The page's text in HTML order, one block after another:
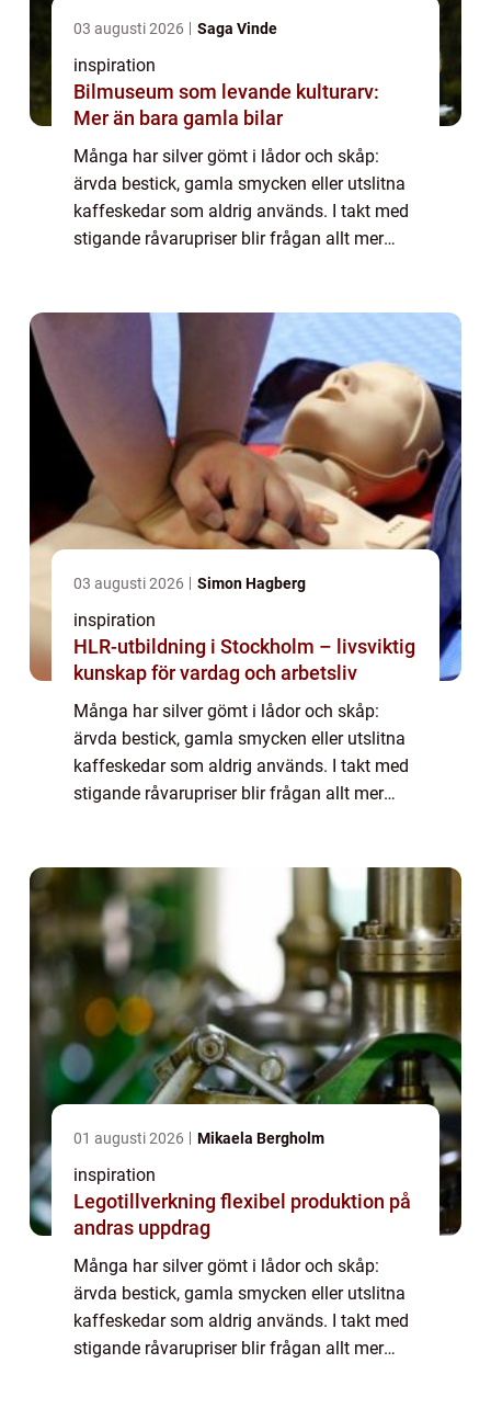
03 augusti 2026 Saga Vinde
inspiration
Bilmuseum som levande kulturarv:
Mer än bara gamla bilar
Många har silver gömt i lådor och skåp:
ärvda bestick, gamla smycken eller utslitna
kaffeskedar som aldrig används. I takt med
stigande råvarupriser blir frågan allt mer
03 augusti 2026 Simon Hagberg
inspiration
HLR-utbildning i Stockholm – livsviktig
kunskap för vardag och arbetsliv
Många har silver gömt i lådor och skåp:
ärvda bestick, gamla smycken eller utslitna
kaffeskedar som aldrig används. I takt med
stigande råvarupriser blir frågan allt mer
01 augusti 2026 Mikaela Bergholm
inspiration
Legotillverkning flexibel produktion på
andras uppdrag
Många har silver gömt i lådor och skåp:
ärvda bestick, gamla smycken eller utslitna
kaffeskedar som aldrig används. I takt med
stigande råvarupriser blir frågan allt mer